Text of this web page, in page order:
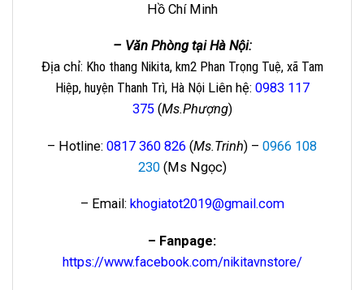
Hồ Chí Minh
– Văn Phòng tại Hà Nội:
Địa chỉ: Kho thang Nikita, km2 Phan Trọng Tuệ, xã Tam
Hiệp, huyện Thanh Trì, Hà Nội Liên hệ: 0983 117
375(Ms.Phượng)
– Hotline: 0817 360 826 (Ms.Trinh) – 0966 108
230(Ms Ngọc)
– Email: khogiatot2019@gmail.com
– Fanpage:
https://www.facebook.com/nikitavnstore/